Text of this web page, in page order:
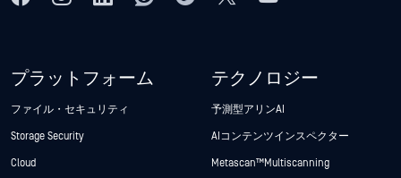
プラットフォーム
ファイル・セキュリティ
Storage Security
Cloud
テクノロジー
予測型アリンAI
AIコンテンツインスペクター
Metascan™ Multiscanning